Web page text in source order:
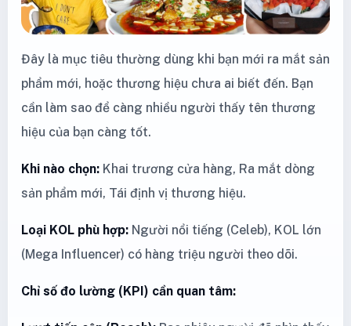
Đây là mục tiêu thường dùng khi bạn mới ra mắt sản
phẩm mới, hoặc thương hiệu chưa ai biết đến. Bạn
cần làm sao để càng nhiều người thấy tên thương
hiệu của bạn càng tốt.
Khi nào chọn: Khai trương cửa hàng, Ra mắt dòng
sản phẩm mới, Tái định vị thương hiệu.
Loại KOL phù hợp: Người nổi tiếng (Celeb), KOL lớn
(Mega Influencer) có hàng triệu người theo dõi.
Chỉ số đo lường (KPI) cần quan tâm: